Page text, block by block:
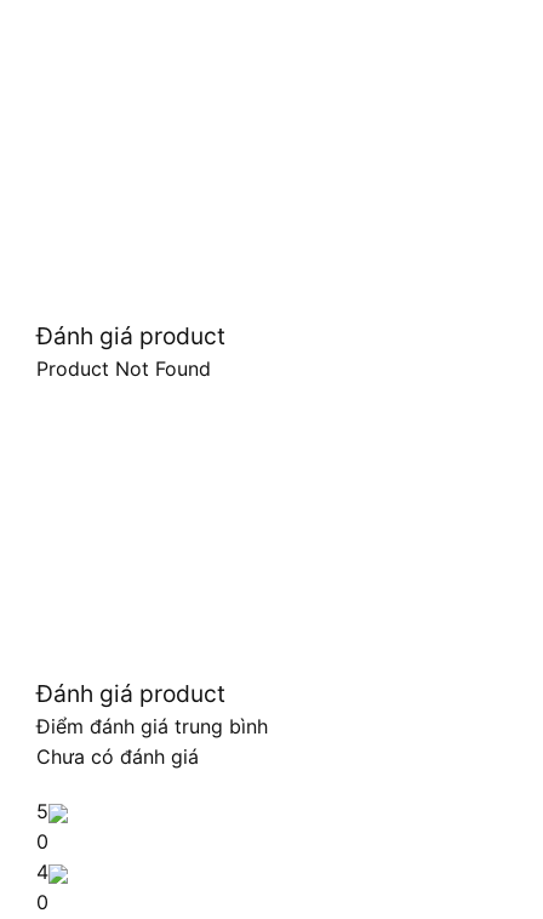
Đánh giá product
Product Not Found
Đánh giá product
Điểm đánh giá trung bình
Chưa có đánh giá
5
0
4
0